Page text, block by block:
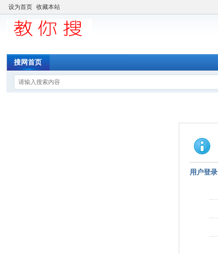
设为首页 收藏本站
搜网首页
用户登录